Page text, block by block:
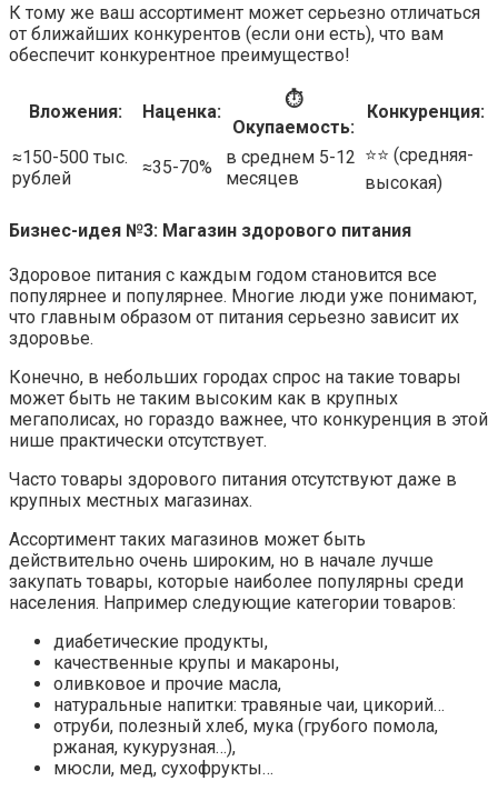
К тому же ваш ассортимент может серьезно отличаться
от ближайших конкурентов (если они есть), что вам
обеспечит конкурентное преимущество!
Вложения: Наценка:
⏱
Окупаемость:
Конкуренция:
≈150-500 тыс.
рублей
≈35-70%
в среднем 5-12
месяцев
⭐️⭐️ (средняя-
высокая)
Бизнес-идея №3: Магазин здорового питания
Здоровое питания с каждым годом становится все
популярнее и популярнее. Многие люди уже понимают,
что главным образом от питания серьезно зависит их
здоровье.
Конечно, в небольших городах спрос на такие товары
может быть не таким высоким как в крупных
мегаполисах, но гораздо важнее, что конкуренция в этой
нише практически отсутствует.
Часто товары здорового питания отсутствуют даже в
крупных местных магазинах.
Ассортимент таких магазинов может быть
действительно очень широким, но в начале лучше
закупать товары, которые наиболее популярны среди
населения. Например следующие категории товаров:
диабетические продукты,
качественные крупы и макароны,
оливковое и прочие масла,
натуральные напитки: травяные чаи, цикорий…
отруби, полезный хлеб, мука (грубого помола,
ржаная, кукурузная…),
мюсли, мед, сухофрукты…